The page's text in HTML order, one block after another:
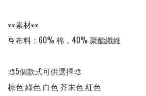
👀素材👀
🌀布料：60% 棉，40% 聚酯纖維
🎨5個款式可供選擇🎨
棕色 綠色 白色 芥末色 紅色